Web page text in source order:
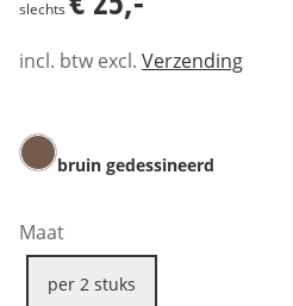
slechts
incl. btw excl. Verzending
bruin gedessineerd
Maat
per 2 stuks